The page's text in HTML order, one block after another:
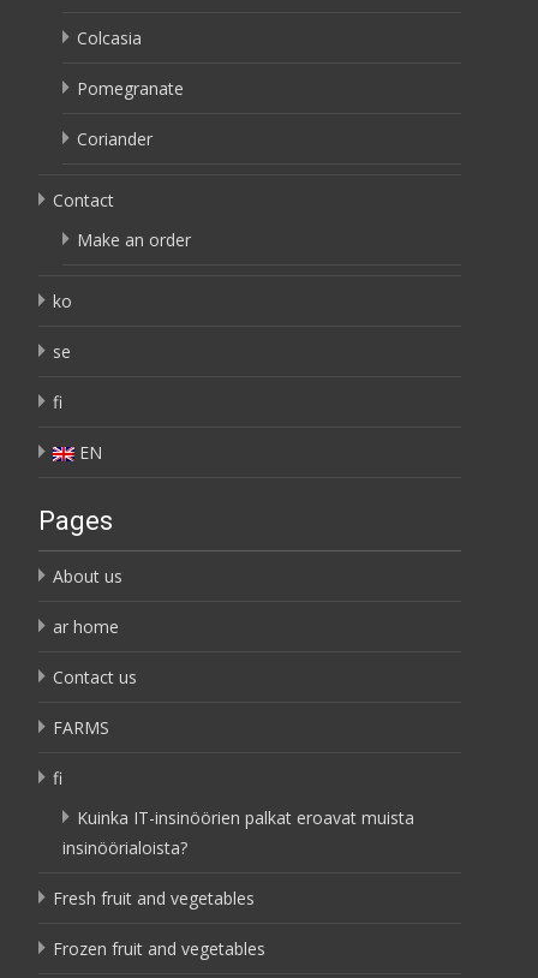
Colcasia
Pomegranate
Coriander
Contact
Make an order
ko
se
fi
EN
Pages
About us
ar home
Contact us
FARMS
fi
Kuinka IT-insinöörien palkat eroavat muista
insinöörialoista?
Fresh fruit and vegetables
Frozen fruit and vegetables